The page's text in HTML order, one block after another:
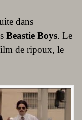
dans
Beastie Boys. Le
de ripoux, le